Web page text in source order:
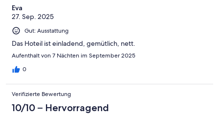
Eva
27. Sep. 2025
Gut: Ausstattung
Das Hoteil ist einladend, gemütlich, nett.
Aufenthalt von 7 Nächten im September 2025
0
Verifizierte Bewertung
10/10 – Hervorragend